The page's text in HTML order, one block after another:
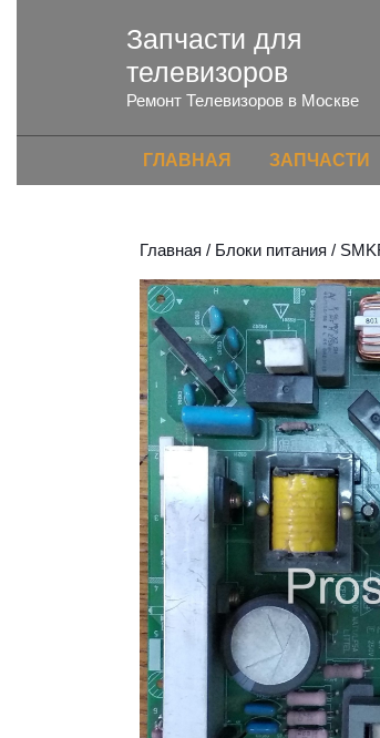
Запчасти для
телевизоров
Ремонт Телевизоров в Москве
ГЛАВНАЯ ЗАПЧАСТИ
Главная / Блоки питания /